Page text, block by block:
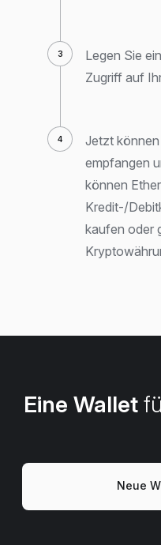
Legen Sie
Zugriff auf
Jetzt können
empfangen
können
Kredit-/
kaufen oder
Eine Wallet
Neue